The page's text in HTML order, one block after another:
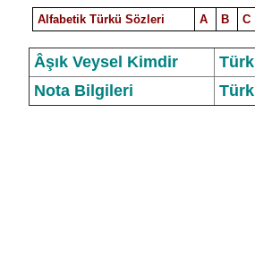
Alfabetik Türkü Sözleri A B C
Âşık Veysel Kimdir
Nota Bilgileri